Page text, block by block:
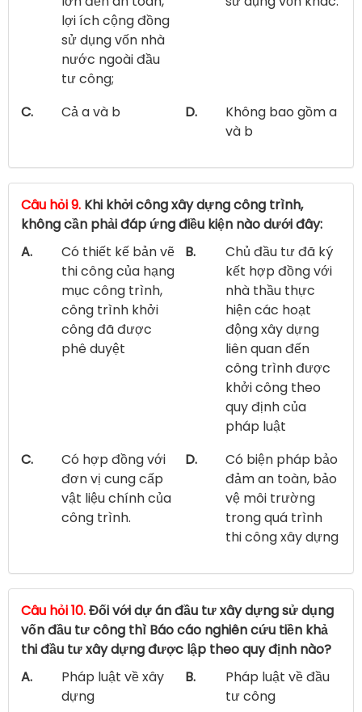
lợi ích cộng đồng
sử dụng vốn nhà
nước ngoài đầu
tư công;
C. Cả a và b D.
Không bao gồm a
và b
Câu hỏi 9. Khi khởi công xây dựng công trình,
không cần phải đáp ứng điều kiện nào dưới đây:
A.
Có thiết kế bản vẽ
thi công của hạng
mục công trình,
công trình khởi
công đã được
phê duyệt
B.
Chủ đầu tư đã ký
kết hợp đồng với
nhà thầu thực
hiện các hoạt
động xây dựng
liên quan đến
công trình được
khởi công theo
quy định của
pháp luật
C.
Có hợp đồng với
đơn vị cung cấp
vật liệu chính của
công trình.
D.
Có biện pháp bảo
đảm an toàn, bảo
vệ môi trường
trong quá trình
thi công xây dựng
Câu hỏi 10.Đối với dự án đầu tư xây dựng sử dụng
vốn đầu tư công thì Báo cáo nghiên cứu tiền khả
thi đầu tư xây dựng được lập theo quy định nào?
A.
Pháp luật về xây
dựng
B.
Pháp luật về đầu
tư công